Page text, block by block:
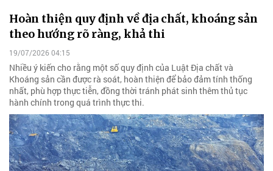
Hoàn thiện quy định về địa chất, khoáng sản
theo hướng rõ ràng, khả thi
19/07/2026 04:15
Nhiều ý kiến cho rằng một số quy định của Luật Địa chất và
Khoáng sản cần được rà soát, hoàn thiện để bảo đảm tính thống
nhất, phù hợp thực tiễn, đồng thời tránh phát sinh thêm thủ tục
hành chính trong quá trình thực thi.